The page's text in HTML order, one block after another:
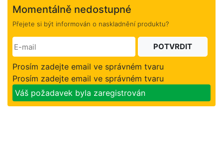
Momentálně nedostupné
Přejete si být informován o naskladnění produktu?
POTVRDIT
Prosím zadejte email ve správném tvaru
Prosím zadejte email ve správném tvaru
Váš požadavek byla zaregistrován